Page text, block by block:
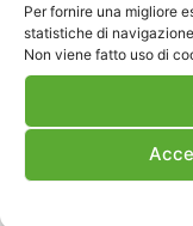
Per fornire una migliore
statistiche di
Non viene fatto uso di